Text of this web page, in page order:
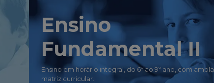
Ensino
Fundamental II
Ensino em horário integral, do 6º ao 9º ano, com ampla
matriz curricular.